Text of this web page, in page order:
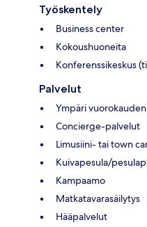
Työskentely
Business center
Kokoushuoneita
Konferenssikeskus
Palvelut
Ympäri
Concierge-palvelut
Limusiini- tai town
Kuivapesula/
Kampaamo
Matkatavarasäilytys
Hääpalvelut